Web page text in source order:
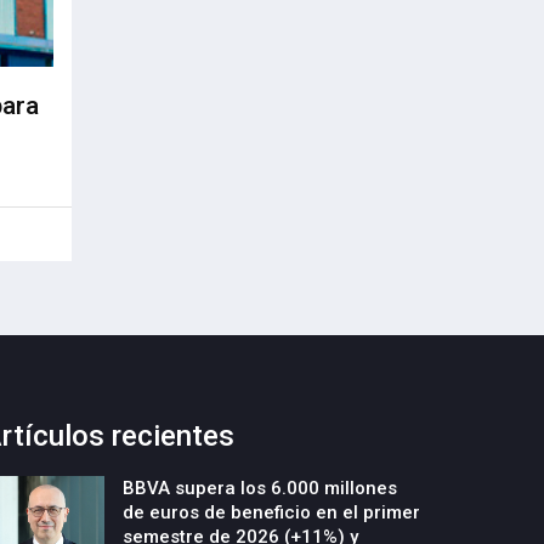
recientes
BBVA supera los 6.000 millones
de euros de beneficio en el primer
semestre de 2026 (+11%) y